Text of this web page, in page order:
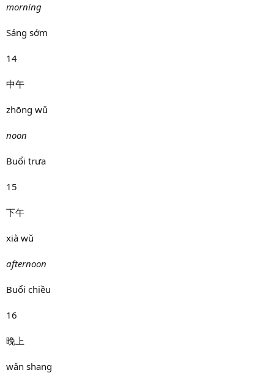
morning
Sáng sớm
14
中午
zhōng wǔ
noon
Buổi trưa
15
下午
xià wǔ
afternoon
Buổi chiều
16
晚上
wǎn shang